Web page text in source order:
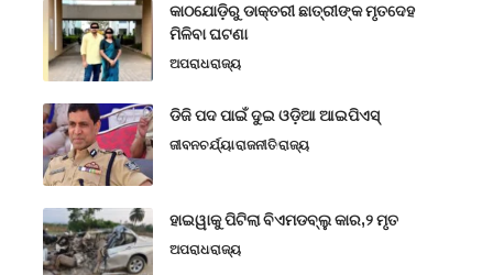
କାଠଯୋଡ଼ିରୁ ଡାକ୍ତରୀ ଛାତ୍ରୀଙ୍କ ମୃତଦେହ
ମିଳିବା ଘଟଣା
ଅପରାଧରାଜ୍ୟ
ଡିଜି ପଦ ପାଇଁ ଦୁଇ ଓଡ଼ିଆ ଆଇପିଏସ୍
ଜୀବନଚର୍ଯ୍ୟାରାଜନୀତିରାଜ୍ୟ
ହାଇୱାକୁ ପିଟିଲା ବିଏମଡବ୍ଲୁ କାର,୨ ମୃତ
ଅପରାଧରାଜ୍ୟ